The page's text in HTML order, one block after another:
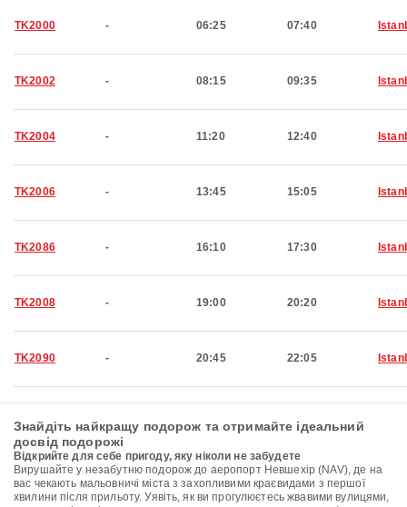
TK2000 - 06:25 07:40
TK2002 - 08:15 09:35
TK2004 - 11:20 12:40
TK2006 - 13:45 15:05
TK2086 - 16:10 17:30
TK2008 - 19:00 20:20
TK2090 - 20:45 22:05
Знайдіть найкращу подорож та отримайте ідеальний
досвід подорожі
Відкрийте для себе пригоду, яку ніколи не забудете
Вирушайте у незабутню подорож до аеропорт Невшехір (NAV), де на
вас чекають мальовничі міста з захопливими краєвидами з першої
хвилини після прильоту. Уявіть, як ви прогулюєтесь жвавими вулицями,